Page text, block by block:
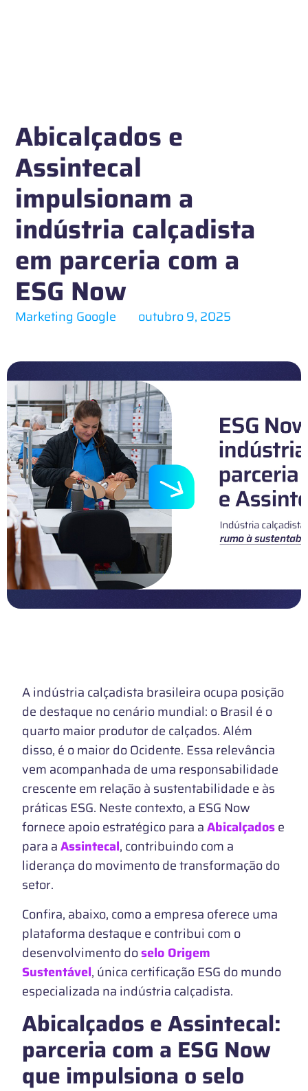
Abicalçados e
Assintecal
impulsionam a
indústria calçadista
em parceria com a
ESG Now
Marketing Google outubro 9, 2025
A indústria calçadista brasileira ocupa posição
de destaque no cenário mundial: o Brasil é o
quarto maior produtor de calçados. Além
disso, é o maior do Ocidente. Essa relevância
vem acompanhada de uma responsabilidade
crescente em relação à sustentabilidade e às
práticas ESG. Neste contexto, a ESG Now
fornece apoio estratégico para aAbicalçadose
para aAssintecal, contribuindo com a
liderança do movimento de transformação do
setor.
Confira, abaixo, como a empresa oferece uma
plataforma destaque e contribui com o
desenvolvimento doselo Origem
Sustentável, única certificação ESG do mundo
especializada na indústria calçadista.
Abicalçados e Assintecal:
parceria com a ESG Now
que impulsiona o selo